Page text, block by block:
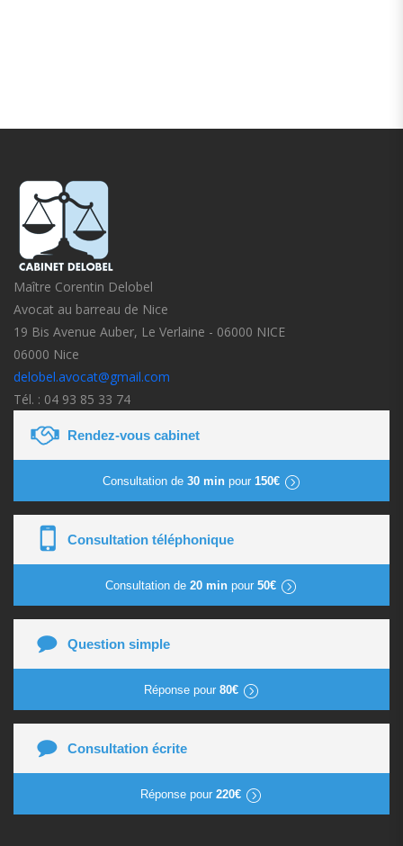
Maître Corentin Delobel
Avocat au barreau de Nice
19 Bis Avenue Auber, Le Verlaine - 06000 NICE
06000 Nice
delobel.avocat@gmail.com
Tél. : 04 93 85 33 74
Rendez-vous cabinet
Consultation de 30 minpour 150€
Consultation téléphonique
Consultation de 20 min pour 50€
Question simple
Réponse pour 80€
Consultation écrite
Réponse pour 220€